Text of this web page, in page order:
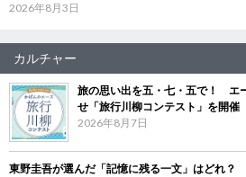
2026年8月3日
カルチャー
旅の思い出を五・七・五で！ エ
せ「旅行川柳コンテスト」を開催
2026年8月7日
東野圭吾が選んだ「記憶に残る一文」はどれ